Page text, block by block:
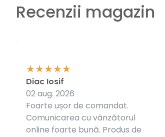
Recenzii magazin
Foarte ușor de comandat.
Comunicarea cu vânzătorul
online foarte bună. Produs de
Diac Iosif
02 aug. 2026